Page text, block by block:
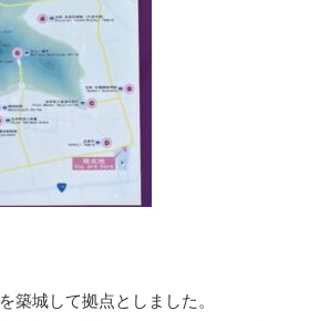
を築城して拠点としました。